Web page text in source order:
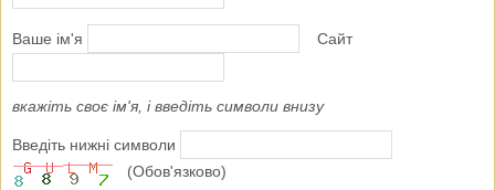
Ваше ім'я Сайт
вкажіть своє ім'я, і введіть символи внизу
Введіть нижні символи
(Обов'язково)